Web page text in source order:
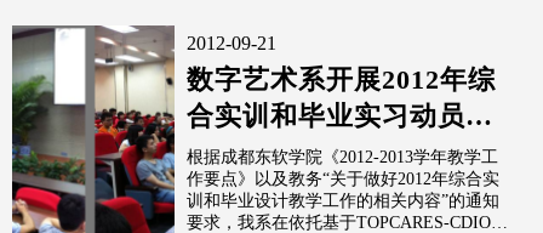
2012-09-21
数字艺术系开展2012年综
合实训和毕业实习动员工
作
根据成都东软学院《2012-2013学年教学工
作要点》以及教务“关于做好2012年综合实
训和毕业设计教学工作的相关内容”的通知
要求，我系在依托基于TOPCARES-CDIO的